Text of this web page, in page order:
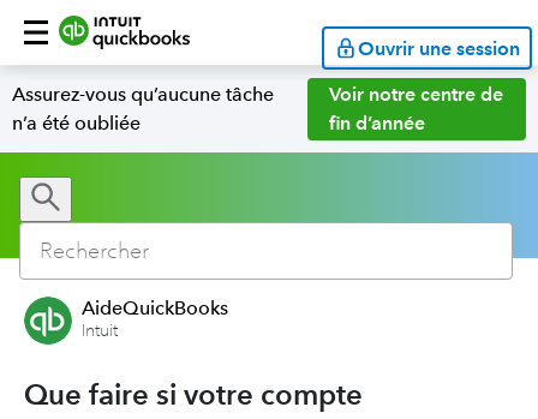
Ouvrir une session
Assurez-vous qu’aucune tâche
n’a été oubliée
Voir notre centre de
fin d’année
AideQuickBooks
Intuit
Que faire si votre compte